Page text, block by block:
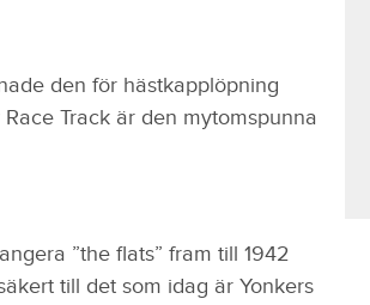
den för hästkapplöpning
Track är den mytomspunna
”the flats” fram till 1942
till det som idag är Yonkers